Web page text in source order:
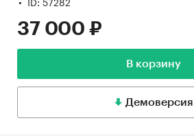
37 000 ₽
В корзину
Демоверсия